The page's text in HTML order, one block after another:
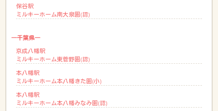
保谷駅
ミルキーホーム南大泉園(認)
―千葉県―
京成八幡駅
ミルキーホーム東菅野園(認)
本八幡駅
ミルキーホーム本八幡きた園(小)
本八幡駅
ミルキーホーム本八幡みなみ園(認)